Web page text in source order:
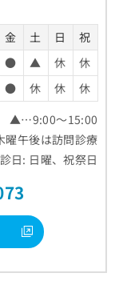
金 土 日
祝
● ▲ 休
休
● 休 休
休
▲…9:00～15:00
曜午後は訪問診療
日: 日曜、祝祭日